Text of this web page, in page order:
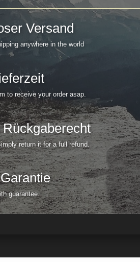
Versand
anywhere in the world
to receive your order asap.
Rückgaberecht
return it for a full refund.
guarantee.